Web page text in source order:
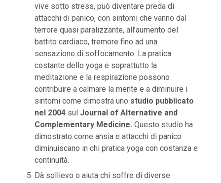
vive sotto stress, può diventare preda di
attacchi di panico, con sintomi che vanno dal
terrore quasi paralizzante, all’aumento del
battito cardiaco, tremore fino ad una
sensazione di soffocamento. La pratica
costante dello yoga e soprattutto la
meditazione e la respirazione possono
contribuire a calmare la mente e a diminuire i
sintomi come dimostra uno studio pubblicato
nel 2004sul Journal of Alternative and
Complementary Medicine. Questo studio ha
dimostrato come ansia e attacchi di panico
diminuiscano in chi pratica yoga con costanza e
continuità.
Dà sollievo o aiuta chi soffre di diverse